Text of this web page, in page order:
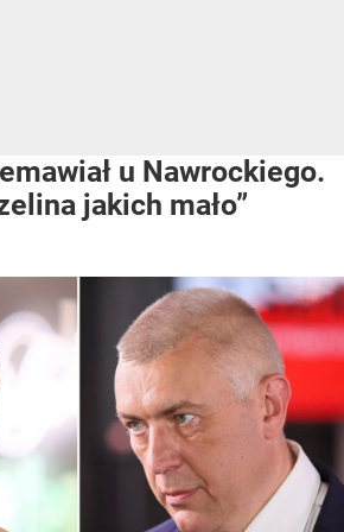
u Nawrockiego.
jakich mało”